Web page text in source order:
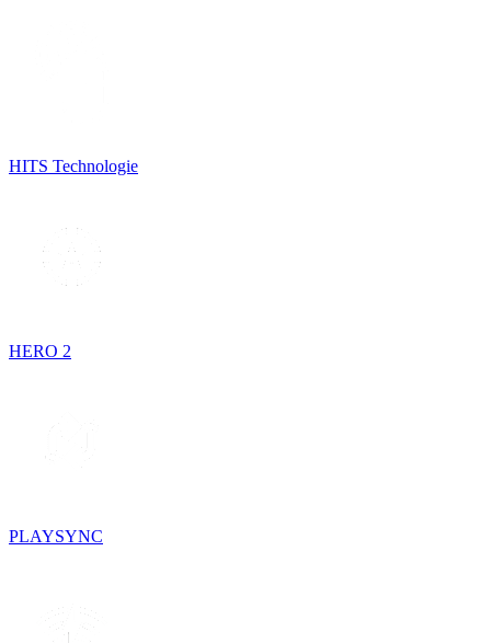
HITS Technologie
HERO 2
PLAYSYNC